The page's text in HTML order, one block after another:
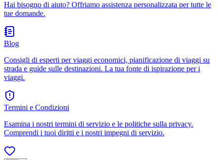
Hai bisogno di aiuto? Offriamo assistenza personalizzata per tutte le
tue domande.
Blog
Consigli di esperti per viaggi economici, pianificazione di viaggi su
strada e guide sulle destinazioni. La tua fonte di ispirazione per i
viaggi.
Termini e Condizioni
Esamina i nostri termini di servizio e le politiche sulla privacy.
Comprendi i tuoi diritti e i nostri impegni di servizio.